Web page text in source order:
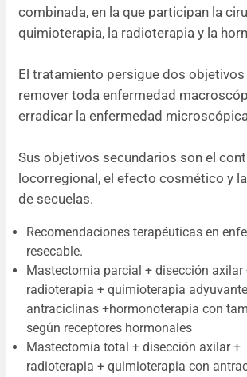
combinada, en la que participan la
quimioterapia, la radioterapia y la
El tratamiento persigue dos
remover toda enfermedad
erradicar la enfermedad
Sus objetivos secundarios son el
locorregional, el efecto cosmético y
de secuelas.
Recomendaciones terapéuticas en
resecable.
Mastectomia parcial + disección axilar
radioterapia + quimioterapia
antraciclinas +hormonoterapia con
según receptores hormonales
Mastectomia total + disección axilar +
radioterapia + quimioterapia con